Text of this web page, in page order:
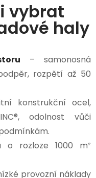
vybrat
haly
– samonosná
rozpětí až 50
konstrukční ocel,
odolnost vůči
o rozloze 1000 m²
provozní náklady